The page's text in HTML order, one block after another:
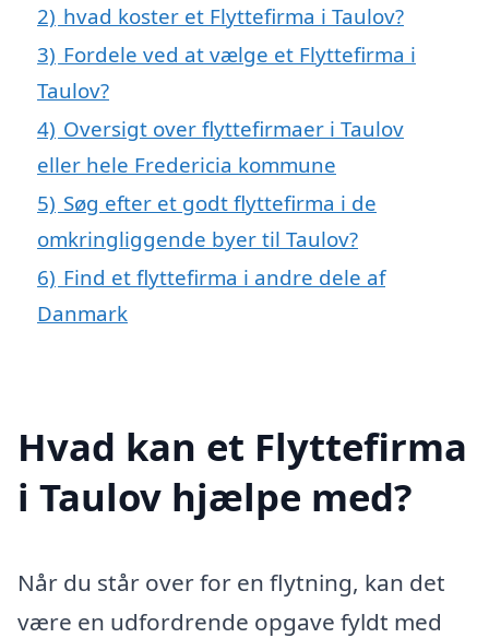
2) hvad koster et Flyttefirma i Taulov?
3) Fordele ved at vælge et Flyttefirma i
Taulov?
4) Oversigt over flyttefirmaer i Taulov
eller hele Fredericia kommune
5) Søg efter et godt flyttefirma i de
omkringliggende byer til Taulov?
6) Find et flyttefirma i andre dele af
Danmark
Hvad kan et Flyttefirma
i Taulov hjælpe med?
Når du står over for en flytning, kan det
være en udfordrende opgave fyldt med